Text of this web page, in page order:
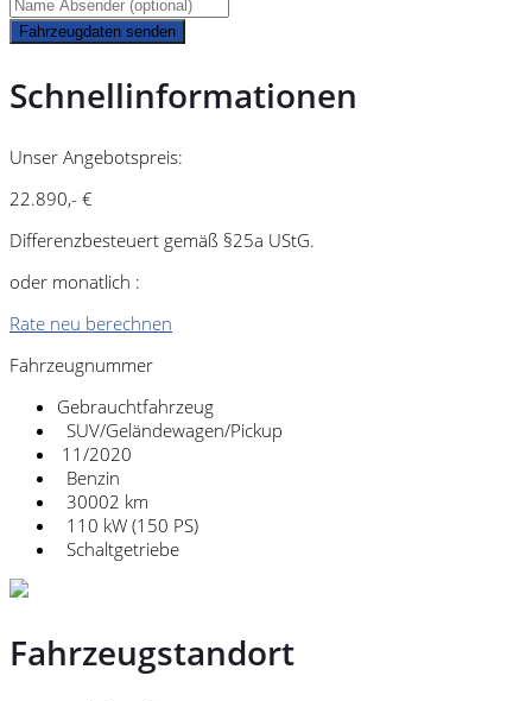
Fahrzeugdaten senden
Schnellinformationen
Unser Angebotspreis:
22.890,- €
Differenzbesteuert gemäß §25a UStG.
oder monatlich :
Rate neu berechnen
Fahrzeugnummer
Gebrauchtfahrzeug
SUV/Geländewagen/Pickup
11/2020
Benzin
30002 km
110 kW (150 PS)
Schaltgetriebe
Fahrzeugstandort